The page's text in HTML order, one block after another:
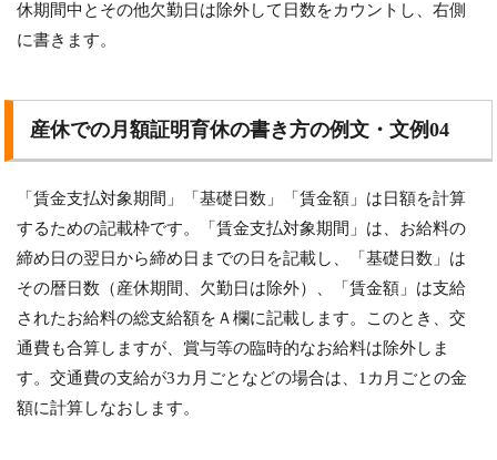
休期間中とその他欠勤日は除外して日数をカウントし、右側
に書きます。
産休での月額証明育休の書き方の例文・文例04
「賃金支払対象期間」「基礎日数」「賃金額」は日額を計算
するための記載枠です。「賃金支払対象期間」は、お給料の
締め日の翌日から締め日までの日を記載し、「基礎日数」は
その暦日数（産休期間、欠勤日は除外）、「賃金額」は支給
されたお給料の総支給額をＡ欄に記載します。このとき、交
通費も合算しますが、賞与等の臨時的なお給料は除外しま
す。交通費の支給が3カ月ごとなどの場合は、1カ月ごとの金
額に計算しなおします。